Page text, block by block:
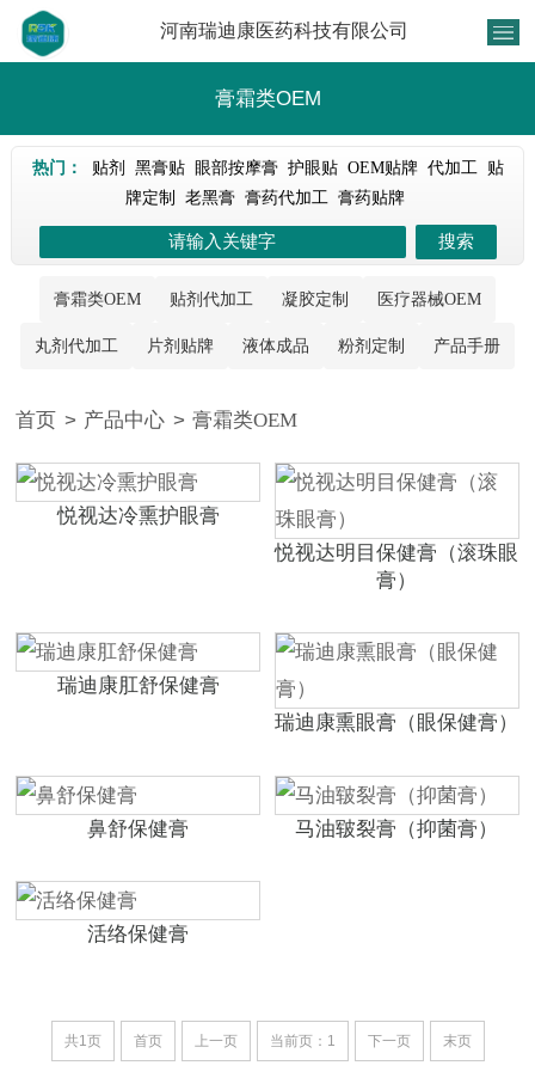
河南瑞迪康医药科技有限公司
膏霜类OEM
热门： 贴剂 黑膏贴 眼部按摩膏 护眼贴 OEM贴牌 代加工
贴
牌定制
老黑膏 膏药代加工 膏药贴牌
膏霜类OEM 贴剂代加工 凝胶定制 医疗器械OEM
丸剂代加工 片剂贴牌 液体成品 粉剂定制 产品手册
首页 > 产品中心 > 膏霜类OEM
悦视达冷熏护眼膏
悦视达明目保健膏（滚珠眼
膏）
瑞迪康肛舒保健膏
瑞迪康熏眼膏（眼保健膏）
鼻舒保健膏 马油皲裂膏（抑菌膏）
活络保健膏
共1页 首页 上一页 当前页：1 下一页 末页